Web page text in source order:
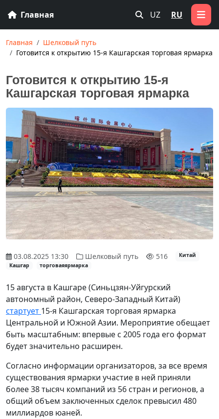
Главная UZ RU
Главная
Шелковый путь
Готовится к открытию 15-я Кашгарская торговая ярмарка
Готовится к открытию 15-я
Кашгарская торговая ярмарка
03.08.2025 13:30 Шелковый путь 516
Китай
Кашгар
торговаяярмарка
15 августа в Кашгаре (Синьцзян-Уйгурский
автономный район, Северо-Западный Китай)
стартует 15-я Кашгарская торговая ярмарка
Центральной и Южной Азии. Мероприятие обещает
быть масштабным: впервые с 2005 года его формат
будет значительно расширен.
Согласно информации организаторов, за все время
существования ярмарки участие в ней приняли
более 38 тысяч компаний из 56 стран и регионов, а
общий объем заключенных сделок превысил 480
миллиардов юаней.